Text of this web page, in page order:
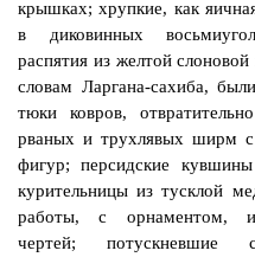
крышках; хрупкие, как
в диковинных
распятия из желтой
словам Ларгана-сахиба,
тюки ковров,
рваных и трухлявых ширм с
фигур; персидские
курительницы из тусклой
работы, с орнаментом,
чертей; потускневшие